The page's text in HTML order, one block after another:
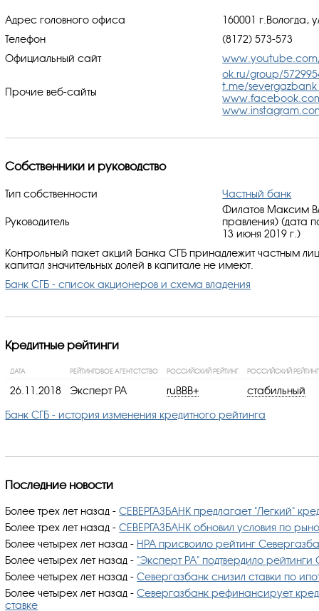
Адрес головного офиса
160001 г.Вологда,
Телефон
(8172) 573-573
Официальный сайт
Прочие веб-сайты
ok.ru/group/
t.me/
Собственники и руководство
Тип собственности Частный банк
Руководитель
Филатов Максим
правления) (дата
13 июня 2019 г.)
Контрольный пакет акций Банка СГБ принадлежит частным
капитал значительных долей в капитале не имеют.
Банк СГБ - список акционеров и схема владения
Кредитные рейтинги
ДАТА РЕЙТИНГОВОЕ АГЕНТСТСТВО РОССИЙСКИЙ РЕЙТИНГ РОССИЙСКИЙ
26.11.2018 Эксперт РА ruBBB+
стабильный
Банк СГБ - история изменения кредитного рейтинга
Последние новости
Более трех лет назад- СЕВЕРГАЗБАНК предлагает "Легкий"
Более трех лет назад- СЕВЕРГАЗБАНК обновил условия по
Более четырех лет назад- НРА присвоило рейтинг
Более четырех лет назад- "Эксперт РА" подтвердило
Более четырех лет назад- Севергазбанк снизил ставки по
Более четырех лет назад- Севергазбанк рефинансирует
ставке